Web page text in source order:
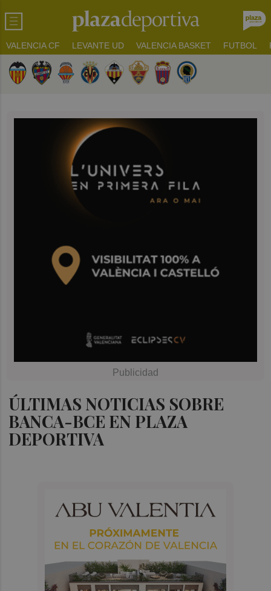
VALENCIA CF LEVANTE UD VALENCIA BASKET FUTBOL
ÚLTIMAS NOTICIAS SOBRE
BANCA-BCE EN PLAZA
DEPORTIVA